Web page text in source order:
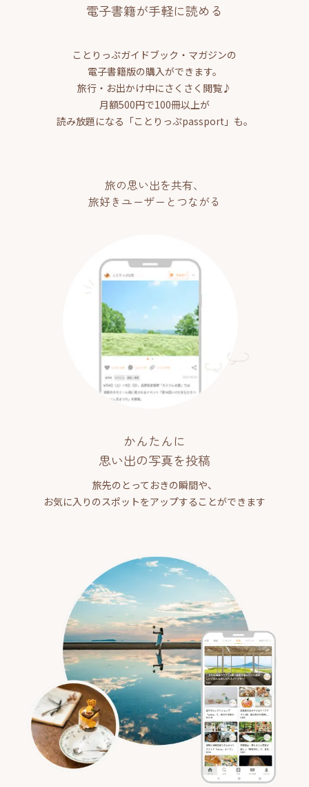
電子書籍が手軽に読める
ことりっぷガイドブック・マガジンの
電子書籍版の購入ができます。
旅行・お出かけ中にさくさく閲覧♪
月額500円で100冊以上が
読み放題になる「ことりっぷpassport」も。
旅の思い出を共有、
旅好きユーザーとつながる
かんたんに
思い出の写真を投稿
旅先のとっておきの瞬間や、
お気に入りのスポットをアップすることができます